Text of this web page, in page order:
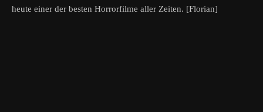
heute einer der besten Horrorfilme aller Zeiten. [Florian]